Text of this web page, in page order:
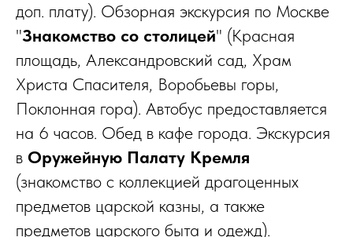
доп. плату). Обзорная экскурсия по Москве
"Знакомство со столицей" (Красная
площадь, Александровский сад, Храм
Христа Спасителя, Воробьевы горы,
Поклонная гора). Автобус предоставляется
на 6 часов. Обед в кафе города. Экскурсия
в Оружейную Палату Кремля
(знакомство с коллекцией драгоценных
предметов царской казны, а также
предметов царского быта и одежд).